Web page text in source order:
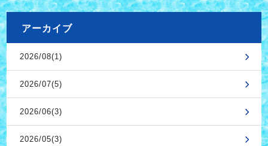
アーカイブ
2026/08(1)
2026/07(5)
2026/06(3)
2026/05(3)